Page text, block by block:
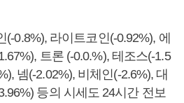
0.8%), 라이트코인(-0.92%), 에
트론 (-0.0.%), 테조스(-1.5
넴(-2.02%), 비체인(-2.6%), 대
등의 시세도 24시간 전보